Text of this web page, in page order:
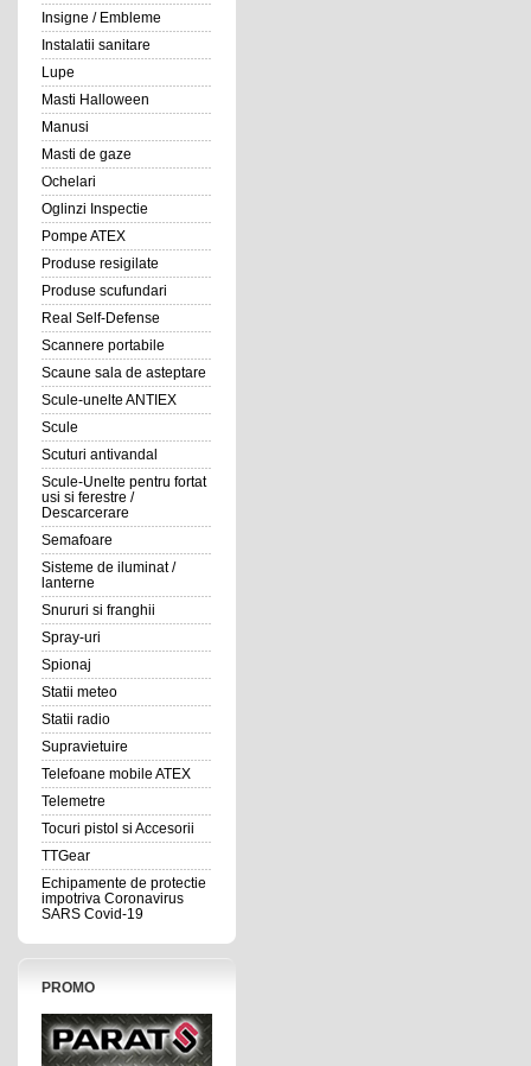
Insigne / Embleme
Instalatii sanitare
Lupe
Masti Halloween
Manusi
Masti de gaze
Ochelari
Oglinzi Inspectie
Pompe ATEX
Produse resigilate
Produse scufundari
Real Self-Defense
Scannere portabile
Scaune sala de asteptare
Scule-unelte ANTIEX
Scule
Scuturi antivandal
Scule-Unelte pentru fortat
usi si ferestre /
Descarcerare
Semafoare
Sisteme de iluminat /
lanterne
Snururi si franghii
Spray-uri
Spionaj
Statii meteo
Statii radio
Supravietuire
Telefoane mobile ATEX
Telemetre
Tocuri pistol si Accesorii
TTGear
Echipamente de protectie
impotriva Coronavirus
SARS Covid-19
PROMO